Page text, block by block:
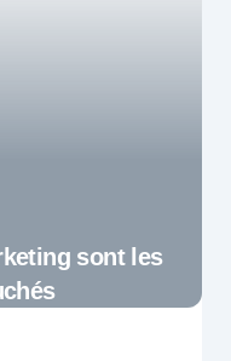
sont les